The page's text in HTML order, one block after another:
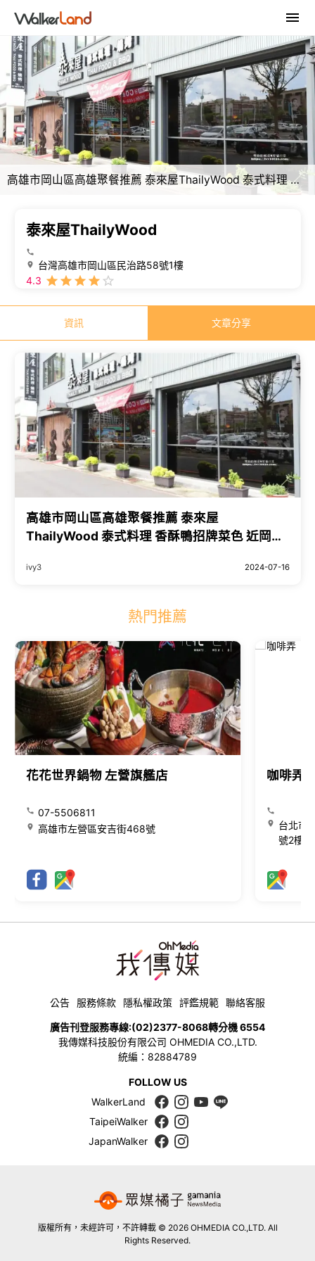
高雄市岡山區高雄聚餐推薦 泰來屋ThailyWood 泰式料理 香酥鴨招牌菜色 近岡山捷運火車站
泰來屋ThailyWood
台灣高雄市岡山區民治路58號1樓
4.3
資訊 文章分享
高雄市岡山區高雄聚餐推薦 泰來屋
ThailyWood 泰式料理 香酥鴨招牌菜色 近岡山
ivy3 2024-07-16
熱門推薦
花花世界鍋物 左營旗艦店
07-5506811
高雄市左營區安吉街468號
咖啡弄
台北市
號2樓
公告 服務條款 隱私權政策 評鑑規範 聯絡客服
廣告刊登服務專線:(02)2377-8068轉分機 6554
我傳媒科技股份有限公司 OHMEDIA CO.,LTD.
統編：82884789
FOLLOW US
WalkerLand
TaipeiWalker
JapanWalker
版權所有，未經許可，不許轉載 © 2026 OHMEDIA CO.,LTD. All
Rights Reserved.